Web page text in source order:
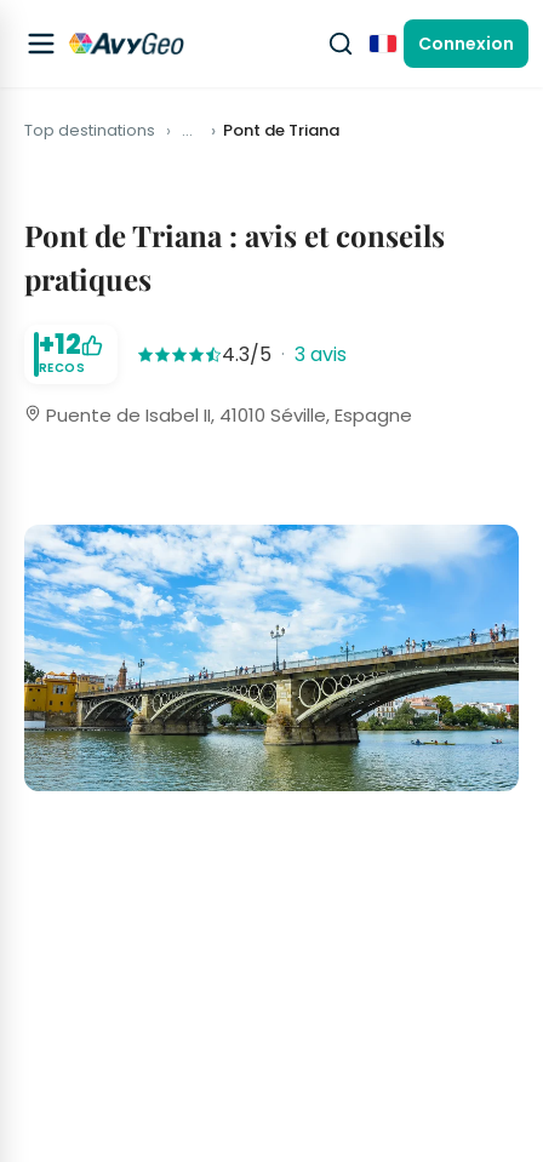
FrançaisConnexion
Top destinations … Pont de Triana
Pont de Triana : avis et conseils
pratiques
+12
RECOS 4.3/5 · 3 avis
Puente de Isabel II, 41010 Séville, Espagne